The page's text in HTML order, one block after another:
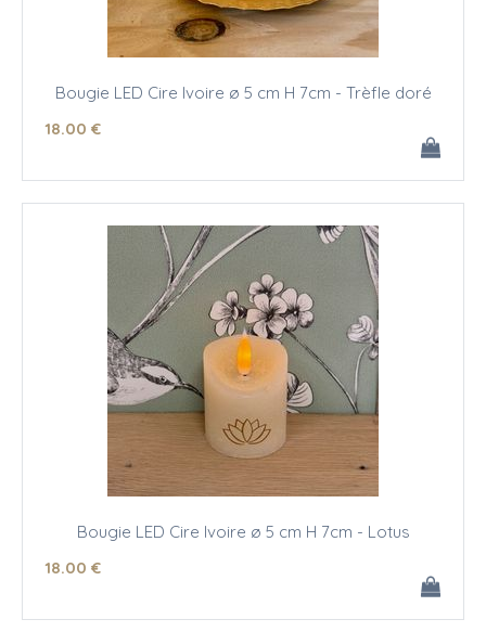
Bougie LED Cire Ivoire ø 5 cm H 7cm - Trèfle doré
18.00 €
Bougie LED Cire Ivoire ø 5 cm H 7cm - Lotus
18.00 €